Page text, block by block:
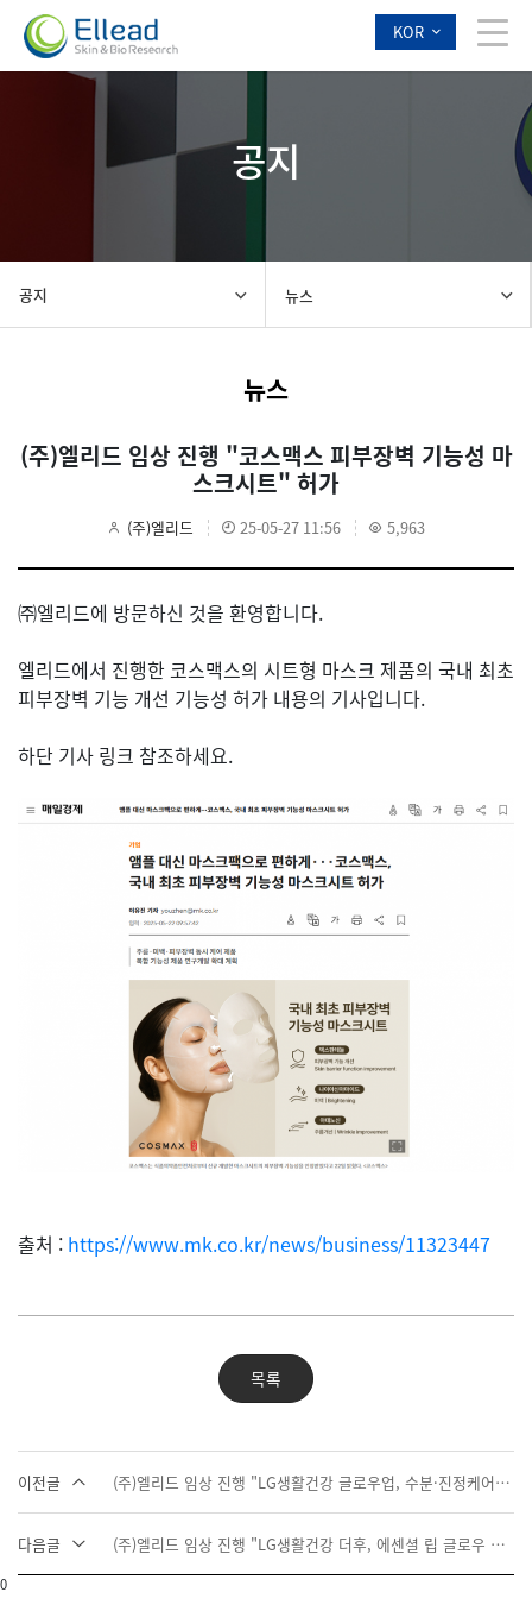
KOR
공지
공지 뉴스
뉴스
(주)엘리드 임상 진행 "코스맥스 피부장벽 기능성 마
스크시트" 허가
(주)엘리드 25-05-27 11:56 5,963
㈜엘리드에 방문하신 것을 환영합니다.
엘리드에서 진행한 코스맥스의 시트형 마스크 제품의 국내 최초
피부장벽 기능 개선 기능성 허가 내용의 기사입니다.
하단 기사 링크 참조하세요.
출처 : https://www.mk.co.kr/news/business/11323447
목록
이전글 (주)엘리드 임상 진행 "LG생활건강 글로우업, 수분·진정케어 4종" 출시
다음글 (주)엘리드 임상 진행 "LG생활건강 더후, 에센셜 립 글로우 밤" 출시
0